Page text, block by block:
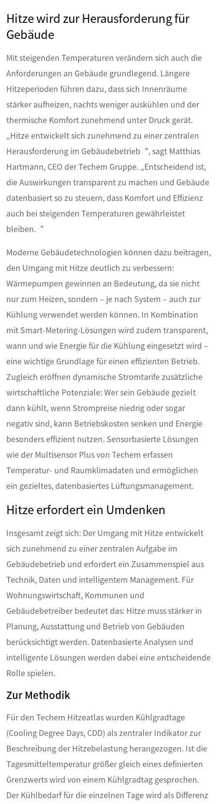
Hitze wird zur Herausforderung für
Gebäude
Mit steigenden Temperaturen verändern sich auch die
Anforderungen an Gebäude grundlegend. Längere
Hitzeperioden führen dazu, dass sich Innenräume
stärker aufheizen, nachts weniger auskühlen und der
thermische Komfort zunehmend unter Druck gerät.
„Hitze entwickelt sich zunehmend zu einer zentralen
Herausforderung im Gebäudebetrieb“, sagt Matthias
Hartmann, CEO der Techem Gruppe. „Entscheidend ist,
die Auswirkungen transparent zu machen und Gebäude
datenbasiert so zu steuern, dass Komfort und Effizienz
auch bei steigenden Temperaturen gewährleistet
bleiben.“
Moderne Gebäudetechnologien können dazu beitragen,
den Umgang mit Hitze deutlich zu verbessern:
Wärmepumpen gewinnen an Bedeutung, da sie nicht
nur zum Heizen, sondern – je nach System – auch zur
Kühlung verwendet werden können. In Kombination
mit Smart-Metering-Lösungen wird zudem transparent,
wann und wie Energie für die Kühlung eingesetzt wird –
eine wichtige Grundlage für einen effizienten Betrieb.
Zugleich eröffnen dynamische Stromtarife zusätzliche
wirtschaftliche Potenziale: Wer sein Gebäude gezielt
dann kühlt, wenn Strompreise niedrig oder sogar
negativ sind, kann Betriebskosten senken und Energie
besonders effizient nutzen. Sensorbasierte Lösungen
wie der Multisensor Plus von Techem erfassen
Temperatur- und Raumklimadaten und ermöglichen
ein gezieltes, datenbasiertes Lüftungsmanagement.
Hitze erfordert ein Umdenken
Insgesamt zeigt sich: Der Umgang mit Hitze entwickelt
sich zunehmend zu einer zentralen Aufgabe im
Gebäudebetrieb und erfordert ein Zusammenspiel aus
Technik, Daten und intelligentem Management. Für
Wohnungswirtschaft, Kommunen und
Gebäudebetreiber bedeutet das: Hitze muss stärker in
Planung, Ausstattung und Betrieb von Gebäuden
berücksichtigt werden. Datenbasierte Analysen und
intelligente Lösungen werden dabei eine entscheidende
Rolle spielen.
Zur Methodik
Für den Techem Hitzeatlas wurden Kühlgradtage
(Cooling Degree Days, CDD) als zentraler Indikator zur
Beschreibung der Hitzebelastung herangezogen. Ist die
Tagesmitteltemperatur größer gleich eines definierten
Grenzwerts wird von einem Kühlgradtag gesprochen.
Der Kühlbedarf für die einzelnen Tage wird als Differenz